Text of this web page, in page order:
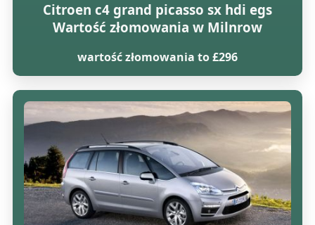
Citroen c4 grand picasso sx hdi egs
Wartość złomowania w Milnrow
wartość złomowania to £296